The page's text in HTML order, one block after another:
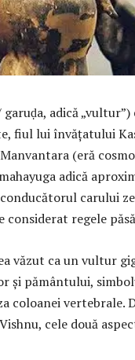
adică
fiul lui învățatului
(eră
adică
carului
considerat regele
văzut ca un vultur
și pământului,
coloanei vertebrale.
cele două